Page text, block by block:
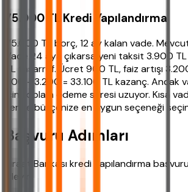
75.000 TL Kredi Yapılandırma
75.000 TL borç, 12 ay kalan vade.
Vade 24 aya çıkarsa yeni taksit 3.900 TL
TL tasarruf. Ücret 900 TL, faiz artışı
900 - 3.200 = 33.100 TL kazanç. Ancak
için toplam ödeme süresi uzuyor. Kısa
yerine bütçenize en uygun seçeneği
Başvuru Adımları
Ziraat Bankası kredi yapılandırma
izleyin: